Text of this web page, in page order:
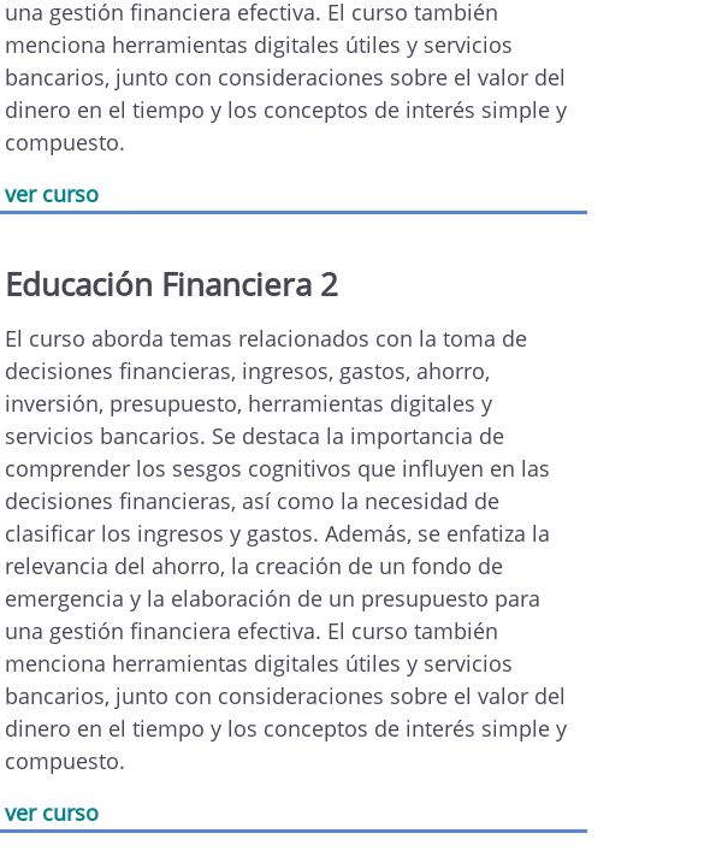
una gestión financiera efectiva. El curso también
menciona herramientas digitales útiles y servicios
bancarios, junto con consideraciones sobre el valor del
dinero en el tiempo y los conceptos de interés simple y
compuesto.
ver curso
Educación Financiera 2
El curso aborda temas relacionados con la toma de
decisiones financieras, ingresos, gastos, ahorro,
inversión, presupuesto, herramientas digitales y
servicios bancarios. Se destaca la importancia de
comprender los sesgos cognitivos que influyen en las
decisiones financieras, así como la necesidad de
clasificar los ingresos y gastos. Además, se enfatiza la
relevancia del ahorro, la creación de un fondo de
emergencia y la elaboración de un presupuesto para
una gestión financiera efectiva. El curso también
menciona herramientas digitales útiles y servicios
bancarios, junto con consideraciones sobre el valor del
dinero en el tiempo y los conceptos de interés simple y
compuesto.
ver curso